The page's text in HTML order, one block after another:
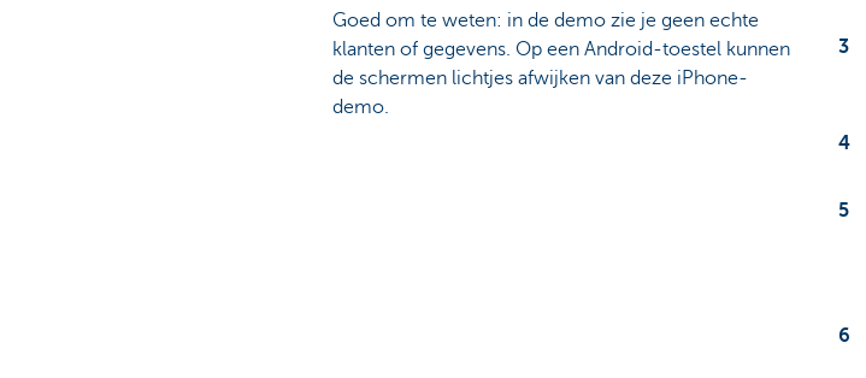
Goed om te weten: in de demo zie je geen echte
klanten of gegevens. Op een Android-toestel kunnen
de schermen lichtjes afwijken van deze iPhone-
demo.